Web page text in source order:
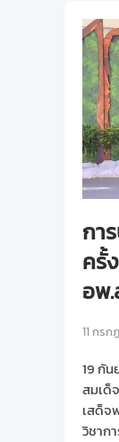
กา
ครั้
อพ.
11 กร
19 กัน
สมเด็
เสด็จ
วิชาก